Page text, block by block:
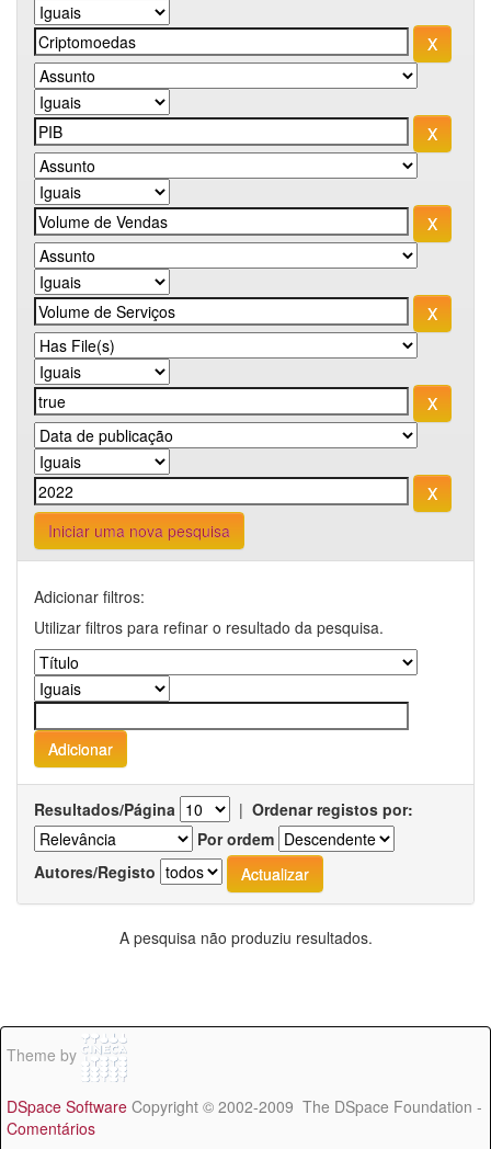
Iniciar uma nova pesquisa
Adicionar filtros:
Utilizar filtros para refinar o resultado da pesquisa.
Resultados/Página | Ordenar registos por:
Por ordem
Autores/Registo
A pesquisa não produziu resultados.
Theme by
DSpace Software Copyright © 2002-2009 The DSpace Foundation -
Comentários